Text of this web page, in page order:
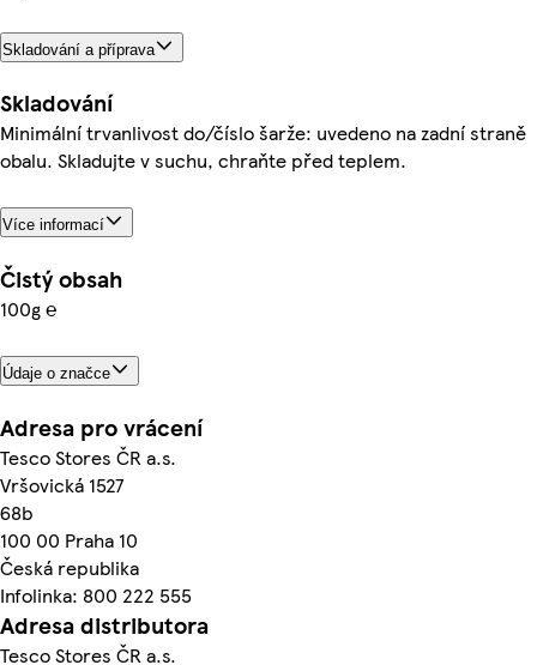
Skladování a příprava
Skladování
Minimální trvanlivost do/číslo šarže: uvedeno na zadní straně
obalu. Skladujte v suchu, chraňte před teplem.
Více informací
Čistý obsah
100g ℮
Údaje o značce
Adresa pro vrácení
Tesco Stores ČR a.s.
Vršovická 1527
68b
100 00 Praha 10
Česká republika
Infolinka: 800 222 555
Adresa distributora
Tesco Stores ČR a.s.